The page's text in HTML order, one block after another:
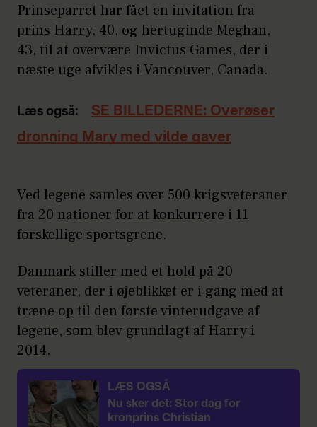
Prinseparret har fået en invitation fra
prins Harry, 40, og hertuginde Meghan,
43, til at overvære Invictus Games, der i
næste uge afvikles i Vancouver, Canada.
Læs også:
SE BILLEDERNE: Overøser
dronning Mary med vilde gaver
Ved legene samles over 500 krigsveteraner
fra 20 nationer for at konkurrere i 11
forskellige sportsgrene.
Danmark stiller med et hold på 20
veteraner, der i øjeblikket er i gang med at
træne op til den første vinterudgave af
legene, som blev grundlagt af Harry i
2014.
LÆS OGSÅ
Nu sker det: Stor dag for
kronprins Christian